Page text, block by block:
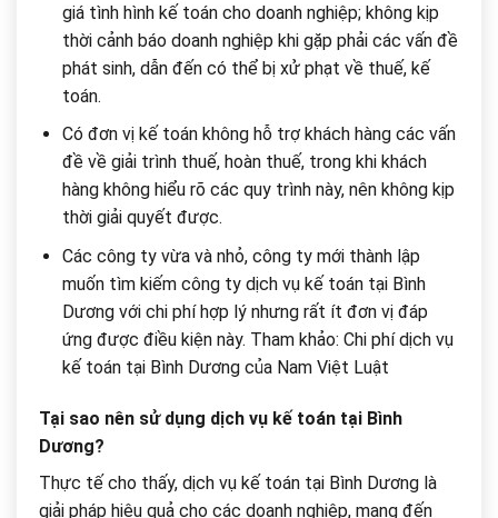
giá tình hình kế toán cho doanh nghiệp; không kịp
thời cảnh báo doanh nghiệp khi gặp phải các vấn đề
phát sinh, dẫn đến có thể bị xử phạt về thuế, kế
toán.
Có đơn vị kế toán không hỗ trợ khách hàng các vấn
đề về giải trình thuế, hoàn thuế, trong khi khách
hàng không hiểu rõ các quy trình này, nên không kịp
thời giải quyết được.
Các công ty vừa và nhỏ, công ty mới thành lập
muốn tìm kiếm công ty dịch vụ kế toán tại Bình
Dương với chi phí hợp lý nhưng rất ít đơn vị đáp
ứng được điều kiện này. Tham khảo: Chi phí dịch vụ
kế toán tại Bình Dương của Nam Việt Luật
Tại sao nên sử dụng dịch vụ kế toán tại Bình
Dương?
Thực tế cho thấy, dịch vụ kế toán tại Bình Dương là
giải pháp hiệu quả cho các doanh nghiệp, mang đến